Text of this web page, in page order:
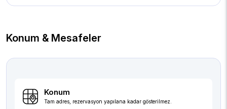
Konum & Mesafeler
Konum
Tam adres, rezervasyon yapılana kadar gösterilmez.